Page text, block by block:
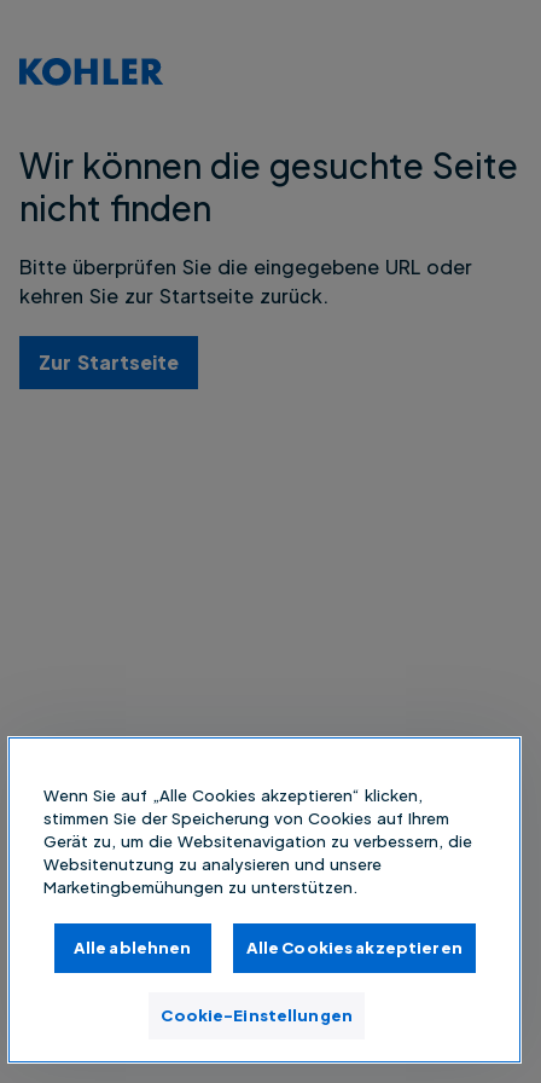
Wir können die gesuchte Seite
nicht finden
Bitte überprüfen Sie die eingegebene URL oder
kehren Sie zur Startseite zurück.
Zur Startseite
Wenn Sie auf „Alle Cookies akzeptieren“ klicken,
stimmen Sie der Speicherung von Cookies auf Ihrem
Gerät zu, um die Websitenavigation zu verbessern, die
Websitenutzung zu analysieren und unsere
Marketingbemühungen zu unterstützen.
Alle ablehnen Alle Cookies akzeptieren
Cookie-Einstellungen